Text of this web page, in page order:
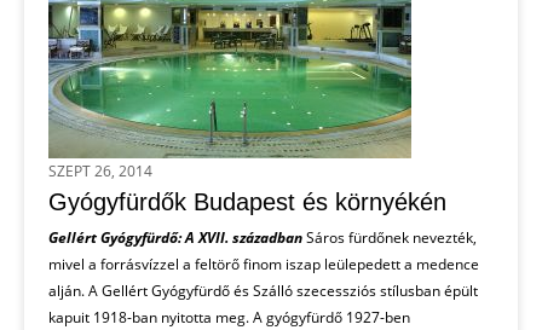
SZEPT 26, 2014
Gyógyfürdők Budapest és környékén
Gellért Gyógyfürdő: A XVII. századbanSáros fürdőnek nevezték,
mivel a forrásvízzel a feltörő finom iszap leülepedett a medence
alján. A Gellért Gyógyfürdő és Szálló szecessziós stílusban épült
kapuit 1918-ban nyitotta meg. A gyógyfürdő 1927-ben